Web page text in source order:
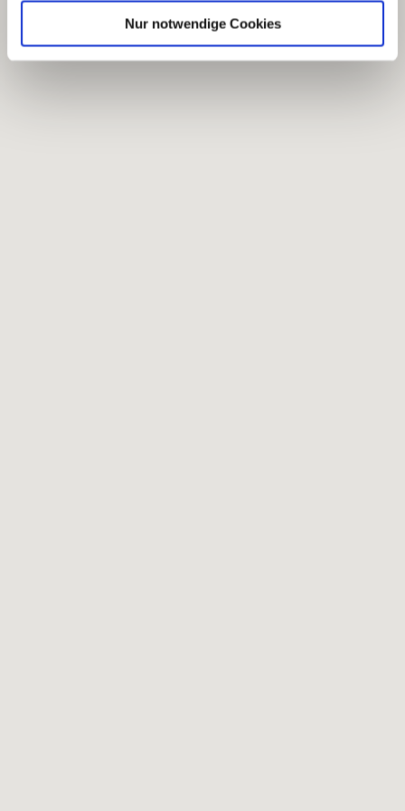
Nur notwendige Cookies